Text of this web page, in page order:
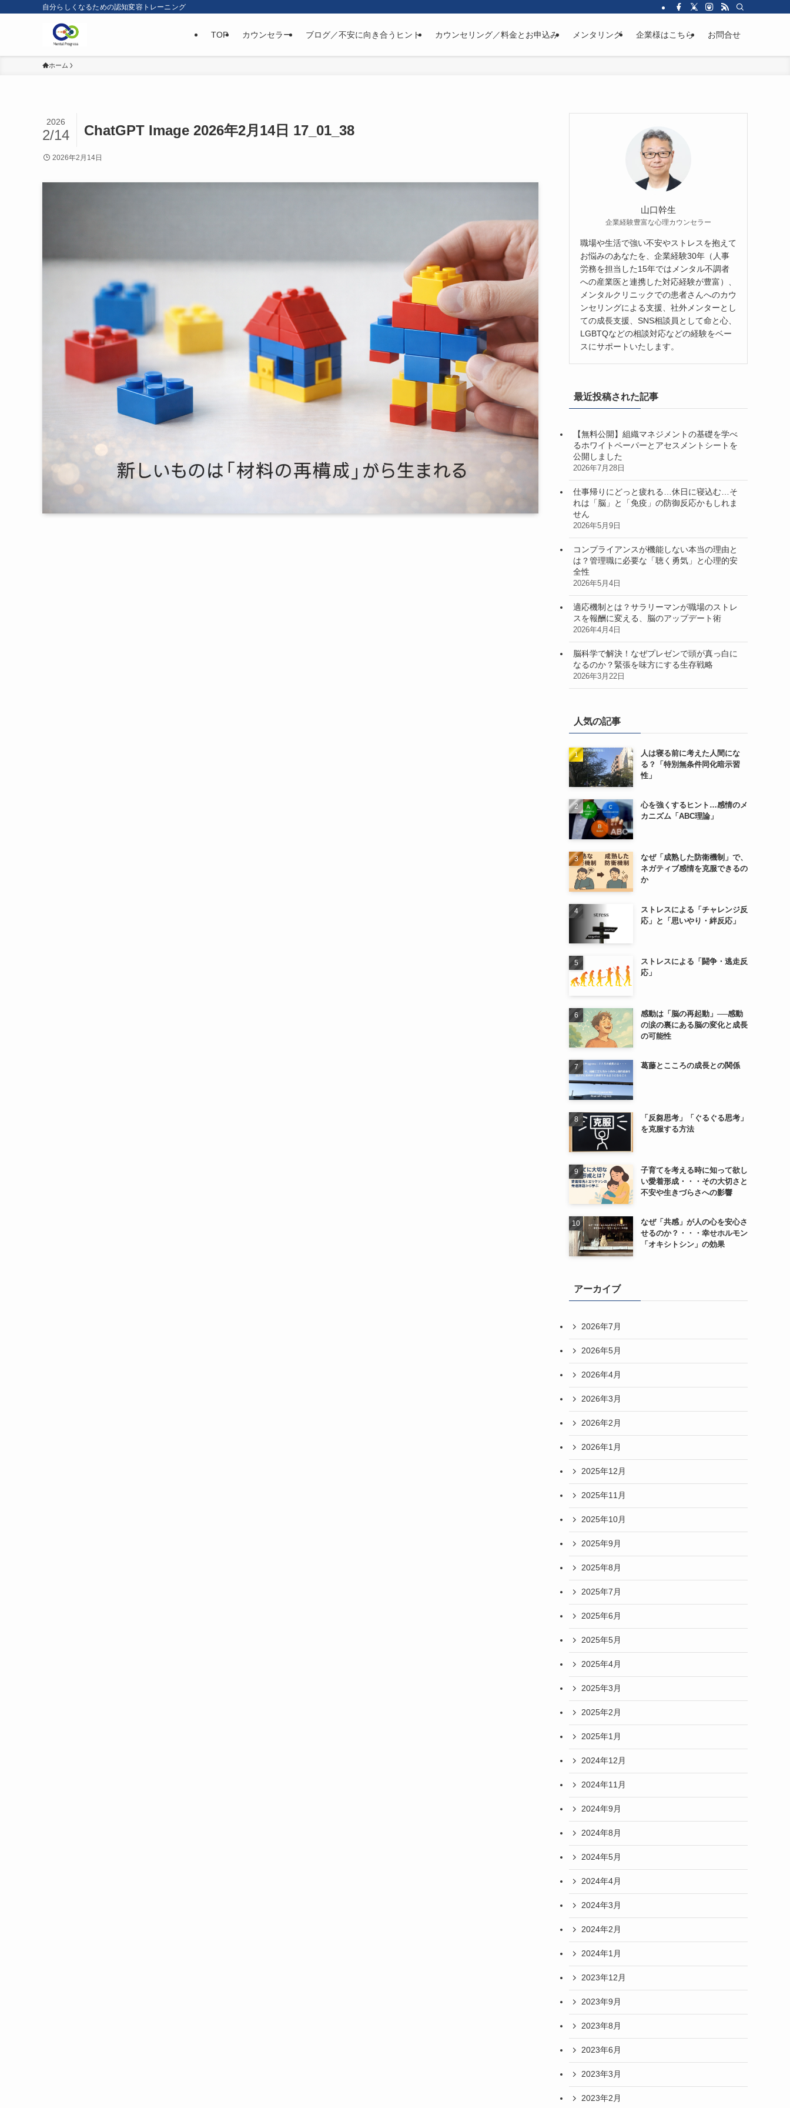
自分らしくなるための認知変容トレーニング
TOP カウンセラー ブログ／不安に向き合うヒント カウンセリング／料金とお申込み メンタリング 企業様はこちら お問合せ
ホーム
ChatGPT Image 2026年2月14日 17_01_38
2026
2/14
2026年2月14日
山口幹生
企業経験豊富な心理カウンセラー
職場や生活で強い不安やストレスを抱えて
お悩みのあなたを、企業経験30年（人事
労務を担当した15年ではメンタル不調者
への産業医と連携した対応経験が豊富）、
メンタルクリニックでの患者さんへのカウ
ンセリングによる支援、社外メンターとし
ての成長支援、SNS相談員として命と心、
LGBTQなどの相談対応などの経験をベー
スにサポートいたします。
最近投稿された記事
【無料公開】組織マネジメントの基礎を学べ
るホワイトペーパーとアセスメントシートを
公開しました
2026年7月28日
仕事帰りにどっと疲れる…休日に寝込む…そ
れは「脳」と「免疫」の防御反応かもしれま
せん
2026年5月9日
コンプライアンスが機能しない本当の理由と
は？管理職に必要な「聴く勇気」と心理的安
全性
2026年5月4日
適応機制とは？サラリーマンが職場のストレ
スを報酬に変える、脳のアップデート術
2026年4月4日
脳科学で解決！なぜプレゼンで頭が真っ白に
なるのか？緊張を味方にする生存戦略
2026年3月22日
人気の記事
人は寝る前に考えた人間にな
る？「特別無条件同化暗示習
性」
心を強くするヒント…感情のメ
カニズム「ABC理論」
なぜ「成熟した防衛機制」で、
ネガティブ感情を克服できるの
か
ストレスによる「チャレンジ反
応」と「思いやり・絆反応」
ストレスによる「闘争・逃走反
応」
感動は「脳の再起動」──感動
の涙の裏にある脳の変化と成長
の可能性
葛藤とこころの成長との関係
「反芻思考」「ぐるぐる思考」
を克服する方法
子育てを考える時に知って欲し
い愛着形成・・・その大切さと
不安や生きづらさへの影響
なぜ「共感」が人の心を安心さ
せるのか？・・・幸せホルモン
「オキシトシン」の効果
アーカイブ
2026年7月
2026年5月
2026年4月
2026年3月
2026年2月
2026年1月
2025年12月
2025年11月
2025年10月
2025年9月
2025年8月
2025年7月
2025年6月
2025年5月
2025年4月
2025年3月
2025年2月
2025年1月
2024年12月
2024年11月
2024年9月
2024年8月
2024年5月
2024年4月
2024年3月
2024年2月
2024年1月
2023年12月
2023年9月
2023年8月
2023年6月
2023年3月
2023年2月